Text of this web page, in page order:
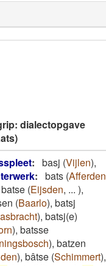
dialectopgave
: basj (Vijlen),
: bats (Afferden
batse (Eijsden, ... ),
(Baarlo), batsj
), batsj(e)
), batsse
), batzen
), bâtse (Schimmert),